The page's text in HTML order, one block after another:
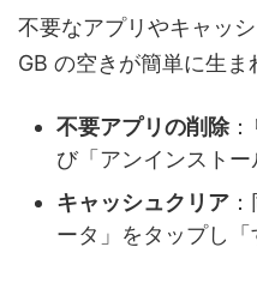
不要なアプリやキャッ
GB の空きが簡単に生ま
不要アプリの削除：
び「アンインストー
キャッシュクリア
ータ」をタップし「